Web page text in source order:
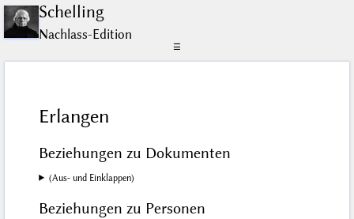
Schelling
Nachlass-Edition
☰
Erlangen
Beziehungen zu Dokumenten
(Aus- und Einklappen)
Beziehungen zu Personen